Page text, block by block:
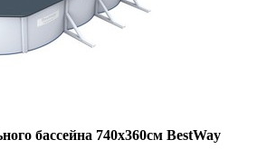
бассейна 740х360см BestWay